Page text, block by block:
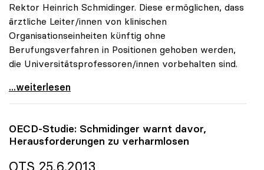
Rektor Heinrich Schmidinger. Diese ermöglichen, dass
ärztliche Leiter/innen von klinischen
Organisationseinheiten künftig ohne
Berufungsverfahren in Positionen gehoben werden,
die Universitätsprofessoren/innen vorbehalten sind.
uniko sieht in UG-Novelle betreffend Medizinische
...weiterlesen
OECD-Studie: Schmidinger warnt davor,
Herausforderungen zu verharmlosen
OTS 25.6.2013